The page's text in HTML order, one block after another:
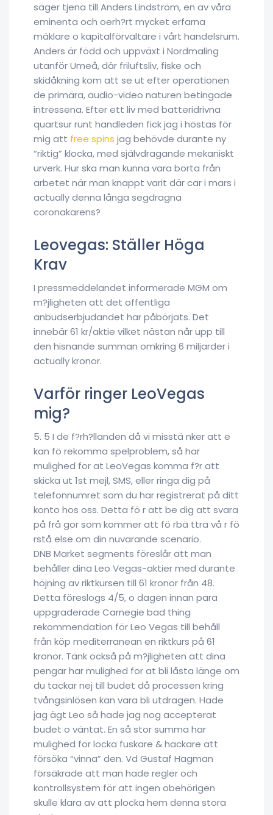
säger tjena till Anders Lindström, en av våra
eminenta och oerh?rt mycket erfarna
mäklare o kapitalförvaltare i vårt handelsrum.
Anders är född och uppväxt i Nordmaling
utanför Umeå, där friluftsliv, fiske och
skidåkning kom att se ut efter operationen
de primära, audio-video naturen betingade
intressena. Efter ett liv med batteridrivna
quartsur runt handleden fick jag i höstas för
mig att free spins jag behövde durante ny
“riktig” klocka, med självdragande mekaniskt
urverk. Hur ska man kunna vara borta från
arbetet när man knappt varit där car i mars i
actually denna långa segdragna
coronakarens?
Leovegas: Ställer Höga
Krav
I pressmeddelandet informerade MGM om
m?jligheten att det offentliga
anbudserbjudandet har påbörjats. Det
innebär 61 kr/aktie vilket nästan når upp till
den hisnande summan omkring 6 miljarder i
actually kronor.
Varför ringer LeoVegas
mig?
5. 5 I de f?rh?llanden då vi misstä nker att e
kan fö rekomma spelproblem, så har
mulighed for at LeoVegas komma f?r att
skicka ut 1st mejl, SMS, eller ringa dig på
telefonnumret som du har registrerat på ditt
konto hos oss. Detta fö r att be dig att svara
på frå gor som kommer att fö rbä ttra vå r fö
rstå else om din nuvarande scenario.
DNB Market segments föreslår att man
behåller dina Leo Vegas-aktier med durante
höjning av riktkursen till 61 kronor från 48.
Detta föreslogs 4/5, o dagen innan para
uppgraderade Carnegie bad thing
rekommendation för Leo Vegas till behåll
från köp mediterranean en riktkurs på 61
kronor. Tänk också på m?jligheten att dina
pengar har mulighed for at bli låsta länge om
du tackar nej till budet då processen kring
tvångsinlösen kan vara bli utdragen. Hade
jag ägt Leo så hade jag nog accepterat
budet o väntat. En så stor summa har
mulighed for locka fuskare & hackare att
försöka “vinna” den. Vd Gustaf Hagman
försäkrade att man hade regler och
kontrollsystem för att ingen obehörigen
skulle klara av att plocka hem denna stora